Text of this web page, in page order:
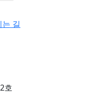
는 길
호